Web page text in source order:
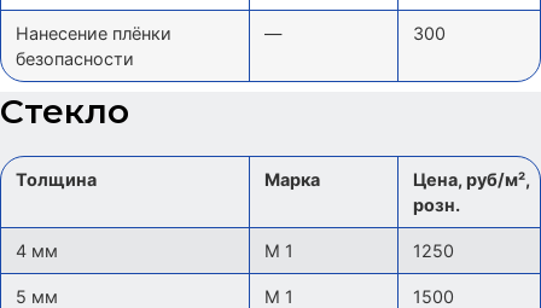
Нанесение плёнки
безопасности
— 300
Стекло
Толщина Марка
Цена, руб/м²,
розн.
4 мм М 1 1250
5 мм М 1 1500